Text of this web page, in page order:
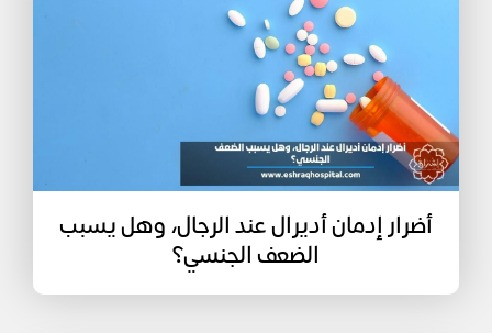
أضرار إدمان أديرال عند الرجال، وهل يسبب
الضعف الجنسي؟